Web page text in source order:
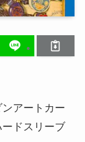
アートカー
ドスリーブ